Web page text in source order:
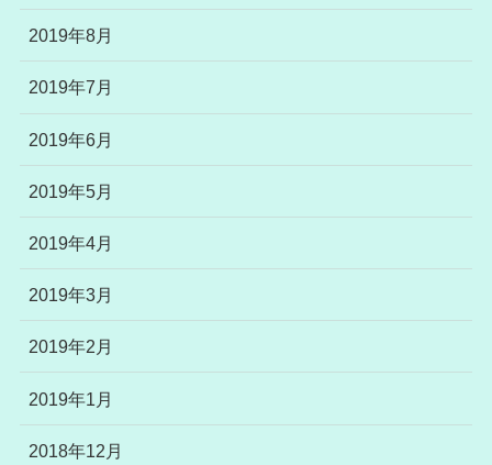
2019年8月
2019年7月
2019年6月
2019年5月
2019年4月
2019年3月
2019年2月
2019年1月
2018年12月